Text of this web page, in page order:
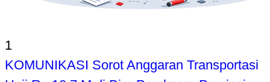
1
KOMUNIKASI Sorot Anggaran Transportasi